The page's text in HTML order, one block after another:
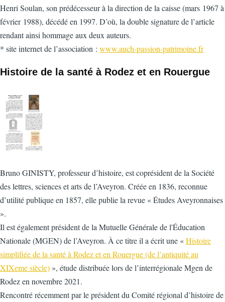
Henri Soulan, son prédécesseur à la direction de la caisse (mars 1967 à
février 1988), décédé en 1997. D’où, la double signature de l’article
rendant ainsi hommage aux deux auteurs.
* site internet de l’association : www.auch-passion-patrimoine.fr
Histoire de la santé à Rodez et en Rouergue
Bruno GINISTY, professeur d’histoire, est coprésident de la Société
des lettres, sciences et arts de l’Aveyron. Créée en 1836, reconnue
d’utilité publique en 1857, elle publie la revue « Études Aveyronnaises
».
Il est également président de la Mutuelle Générale de l'Éducation
Nationale (MGEN) de l’Aveyron. À ce titre il a écrit une «Histoire
simplifiée de la santé à Rodez et en Rouergue (de l’antiquité au
XIXeme siècle) », étude distribuée lors de l’interrégionale Mgen de
Rodez en novembre 2021.
Rencontré récemment par le président du Comité régional d’histoire de